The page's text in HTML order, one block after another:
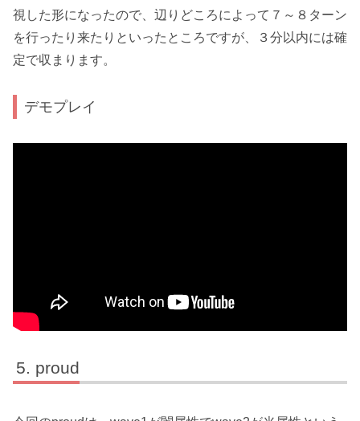
視した形になったので、辺りどころによって７～８ターン
を行ったり来たりといったところですが、３分以内には確
定で収まります。
デモプレイ
proud